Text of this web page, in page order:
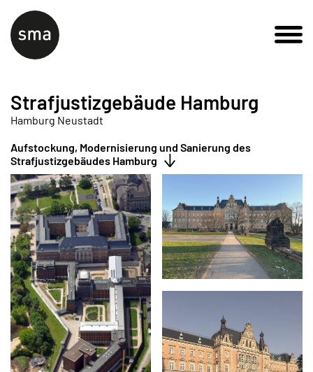
Strafjustizgebäude Hamburg
Hamburg Neustadt
Aufstockung, Modernisierung und Sanierung des
Strafjustizgebäudes Hamburg